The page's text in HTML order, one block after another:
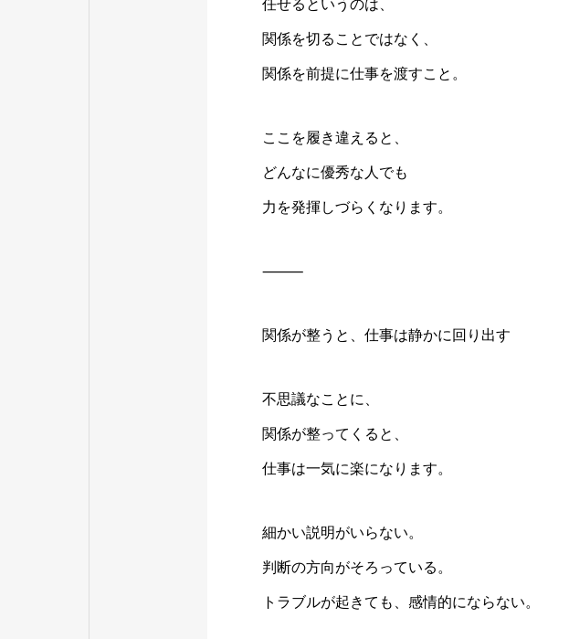
任せるというのは、
関係を切ることではなく、
関係を前提に仕事を渡すこと。
ここを履き違えると、
どんなに優秀な人でも
力を発揮しづらくなります。
⸻
関係が整うと、仕事は静かに回り出す
不思議なことに、
関係が整ってくると、
仕事は一気に楽になります。
細かい説明がいらない。
判断の方向がそろっている。
トラブルが起きても、感情的にならない。